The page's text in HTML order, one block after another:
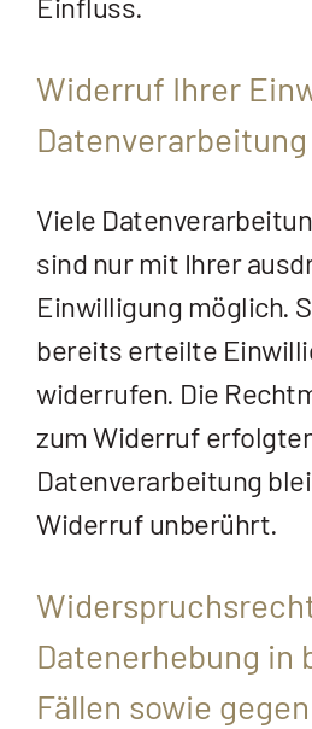
Widerruf Ihrer
Datenverarbeitung
Viele
sind nur mit Ihrer
Einwilligung möglich.
bereits erteilte
widerrufen. Die
zum Widerruf
Datenverarbeitung
Widerruf unberührt.
Datenerhebung in
Fällen sowie gegen